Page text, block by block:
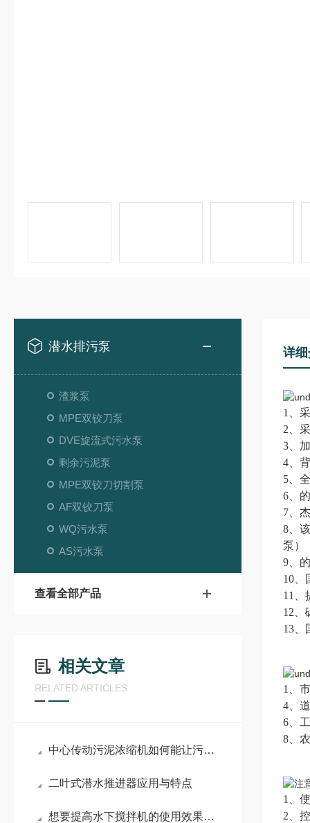
潜水排污泵
渣浆泵
MPE双铰刀泵
DVE旋流式污水泵
剩余污泥泵
MPE双铰刀切割泵
AF双铰刀泵
WQ污水泵
AS污水泵
查看全部产品
相关文章
RELATED ARTICLES
中心传动污泥浓缩机如何能让污水与活性污泥的混合液变清澈
二叶式潜水推进器应用与特点
想要提高水下搅拌机的使用效果，来看看这些！
详
1、
2、
3、
4、
5、
6、
7、
8、
泵）
9、
10、
11、
12、
13、
1、
4、
6、
8、
1、
2、